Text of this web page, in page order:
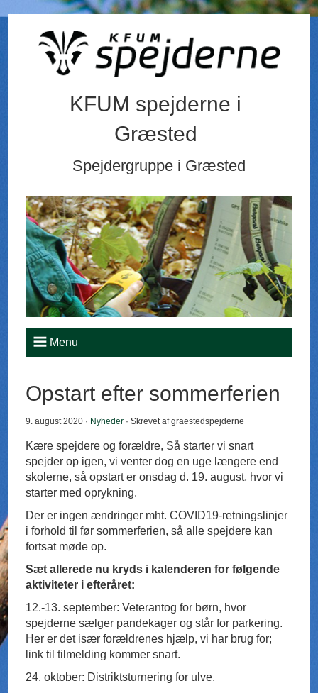
KFUM spejderne i
Græsted
Spejdergruppe i Græsted
Menu
Opstart efter sommerferien
9. august 2020 · Nyheder · Skrevet af graestedspejderne
Kære spejdere og forældre, Så starter vi snart
spejder op igen, vi venter dog en uge længere end
skolerne, så opstart er onsdag d. 19. august, hvor vi
starter med oprykning.
Der er ingen ændringer mht. COVID19-retningslinjer
i forhold til før sommerferien, så alle spejdere kan
fortsat møde op.
Sæt allerede nu kryds i kalenderen for følgende
aktiviteter i efteråret:
12.-13. september: Veterantog for børn, hvor
spejderne sælger pandekager og står for parkering.
Her er det især forældrenes hjælp, vi har brug for;
link til tilmelding kommer snart.
24. oktober: Distriktsturnering for ulve.